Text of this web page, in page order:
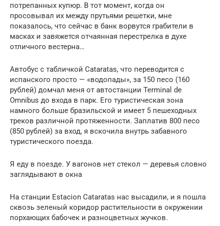
потрепанных купюр. В тот момент, когда он
просовывал их между прутьями решетки, мне
показалось, что сейчас в банк ворвутся грабители в
масках и завяжется отчаянная перестрелка в духе
отличного вестерна…
Автобус с табличкой Cataratas, что переводится с
испанского просто — «водопады», за 150 песо (160
рублей) домчал меня от автостанции Terminal de
Omnibus до входа в парк. Его туристическая зона
намного больше бразильской и имеет 5 пешеходных
треков различной протяженности. Заплатив 800 песо
(850 рублей) за вход, я вскочила внутрь забавного
туристического поезда.
Я еду в поезде. У вагонов нет стекол — деревья словно
заглядывают в окна
На станции Estacion Cataratas нас высадили, и я пошла
сквозь зеленый коридор растительности в окружении
порхающих бабочек и разноцветных жучков.